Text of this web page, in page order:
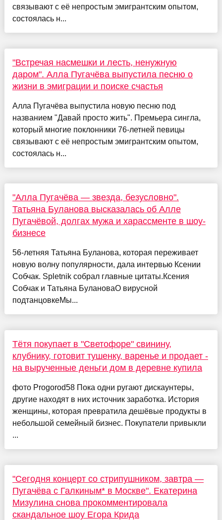
связывают с её непростым эмигрантским опытом,
состоялась н...
"Встречая насмешки и лесть, ненужную
даром". Алла Пугачёва выпустила песню о
жизни в эмиграции и поиске счастья
Алла Пугачёва выпустила новую песню под
названием "Давай просто жить". Премьера сингла,
который многие поклонники 76-летней певицы
связывают с её непростым эмигрантским опытом,
состоялась н...
"Алла Пугачёва — звезда, безусловно".
Татьяна Буланова высказалась об Алле
Пугачёвой, долгах мужа и харассменте в шоу-
бизнесе
56-летняя Татьяна Буланова, которая переживает
новую волну популярности, дала интервью Ксении
Собчак. Spletnik собрал главные цитаты.Ксения
Собчак и Татьяна БулановаО вирусной
подтанцовкеМы...
Тётя покупает в "Светофоре" свинину,
клубнику, готовит тушенку, варенье и продает -
на вырученные деньги дом в деревне купила
фото Progorod58 Пока одни ругают дискаунтеры,
другие находят в них источник заработка. История
женщины, которая превратила дешёвые продукты в
небольшой семейный бизнес. Покупатели привыкли
...
"Сегодня концерт со стрипушником, завтра —
Пугачёва с Галкиным* в Москве". Екатерина
Мизулина снова прокомментировала
скандальное шоу Егора Крида